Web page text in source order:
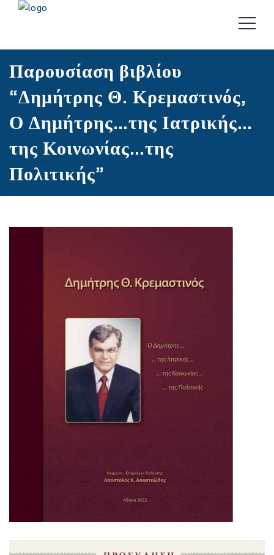
Παρουσίαση βιβλίου
“Δημήτρης Θ. Κρεμαστινός,
Ο Δημήτρης…της Ιατρικής…
της Κοινωνίας…της
Πολιτικής”